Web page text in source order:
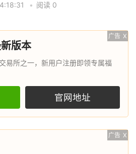
• 阅读 0
广告 X
版本
易所之一，新用户注册即领专属福
官网地址
广告 X